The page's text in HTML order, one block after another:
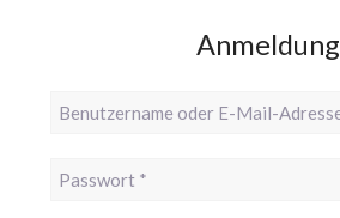
Anmeldung
Benutzername oder E-Mail-Adresse
Passwort *